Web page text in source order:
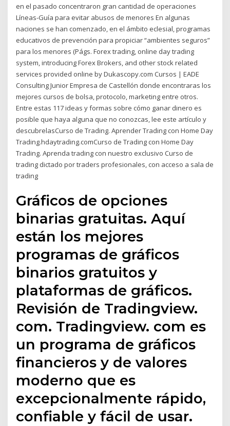
en el pasado concentraron gran cantidad de operaciones
Líneas-Guía para evitar abusos de menores En algunas
naciones se han comenzado, en el ámbito eclesial, programas
educativos de prevención para propiciar “ambientes seguros”
para los menores (Págs. Forex trading, online day trading
system, introducing Forex Brokers, and other stock related
services provided online by Dukascopy.com Cursos | EADE
Consulting Junior Empresa de Castellón donde encontraras los
mejores cursos de bolsa, protocolo, marketing entre otros.
Entre estas 117 ideas y formas sobre cómo ganar dinero es
posible que haya alguna que no conozcas, lee este artículo y
descubrelasCurso de Trading. Aprender Trading con Home Day
Trading.hdaytrading.comCurso de Trading con Home Day
Trading. Aprenda trading con nuestro exclusivo Curso de
trading dictado por traders profesionales, con acceso a sala de
trading
Gráficos de opciones
binarias gratuitas. Aquí
están los mejores
programas de gráficos
binarios gratuitos y
plataformas de gráficos.
Revisión de Tradingview.
com. Tradingview. com es
un programa de gráficos
financieros y de valores
moderno que es
excepcionalmente rápido,
confiable y fácil de usar.